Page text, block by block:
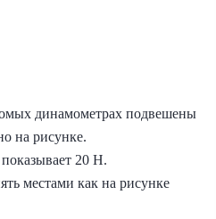
динамометрах подвешены
на рисунке.
20 Н.
местами как на рисунке